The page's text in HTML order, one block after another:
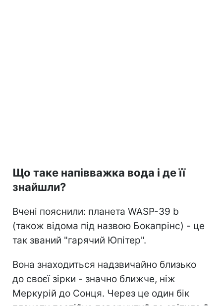
Що таке напівважка вода і де її
знайшли?
Вчені пояснили: планета WASP-39 b
(також відома під назвою Бокапрінс) - це
так званий "гарячий Юпітер".
Вона знаходиться надзвичайно близько
до своєї зірки - значно ближче, ніж
Меркурій до Сонця. Через це один бік